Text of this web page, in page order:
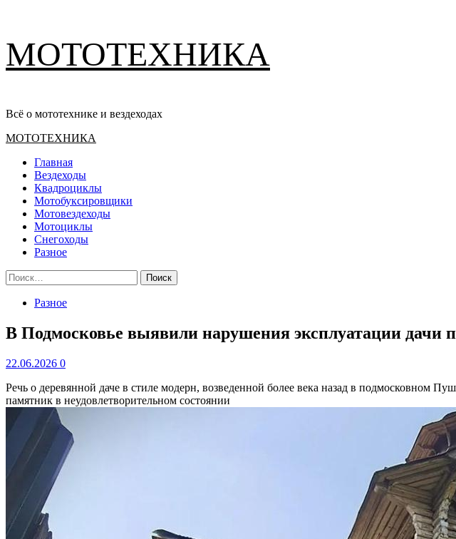
содержимому
МОТОТЕХНИКА
Всё о мототехнике и вездеходах
Основное
МОТОТЕХНИКА
Главная
Вездеходы
Квадроциклы
Мотобуксировщики
Мотовездеходы
Мотоциклы
Снегоходы
Разное
Найти:
Разное
В Подмосковье выявили нарушения эксплуатации
22.06.2026 0
Речь о деревянной даче в стиле модерн, возведенной более века назад в подмосковном
памятник в неудовлетворительном состоянии